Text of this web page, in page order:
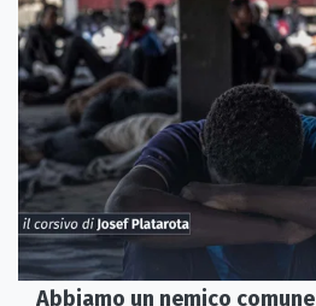
Abbiamo un nemico comune